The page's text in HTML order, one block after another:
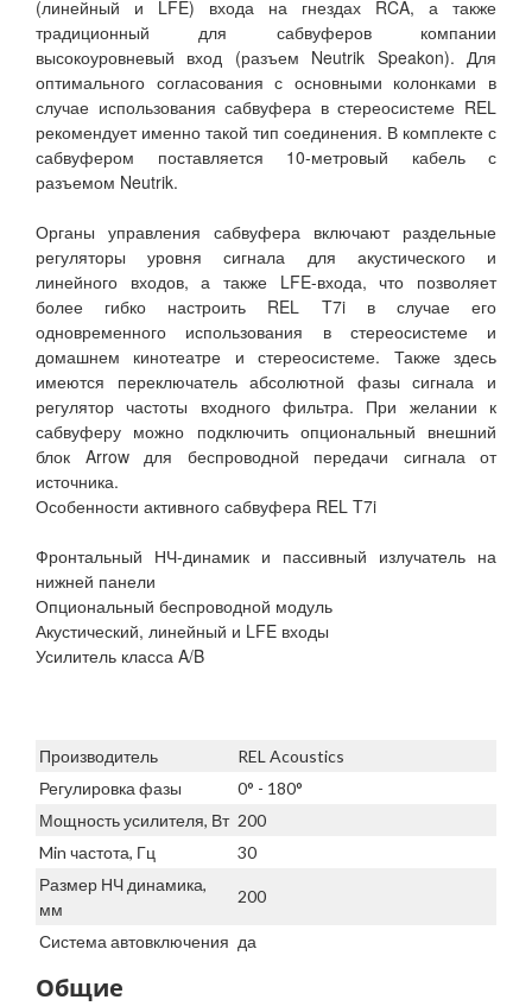
(линейный и LFE) входа на гнездах RCA, а также
традиционный для сабвуферов компании
высокоуровневый вход (разъем Neutrik Speakon). Для
оптимального согласования с основными колонками в
случае использования сабвуфера в стереосистеме REL
рекомендует именно такой тип соединения. В комплекте с
сабвуфером поставляется 10-метровый кабель с
разъемом Neutrik.
Органы управления сабвуфера включают раздельные
регуляторы уровня сигнала для акустического и
линейного входов, а также LFE-входа, что позволяет
более гибко настроить REL T7i в случае его
одновременного использования в стереосистеме и
домашнем кинотеатре и стереосистеме. Также здесь
имеются переключатель абсолютной фазы сигнала и
регулятор частоты входного фильтра. При желании к
сабвуферу можно подключить опциональный внешний
блок Arrow для беспроводной передачи сигнала от
источника.
Особенности активного сабвуфера REL T7i
Фронтальный НЧ-динамик и пассивный излучатель на
нижней панели
Опциональный беспроводной модуль
Акустический, линейный и LFE входы
Усилитель класса A/B
Производитель
REL Acoustics
Регулировка фазы
0° - 180°
Мощность усилителя, Вт 200
Min частота, Гц
30
Размер НЧ динамика,
мм
200
Система автовключения да
Общие